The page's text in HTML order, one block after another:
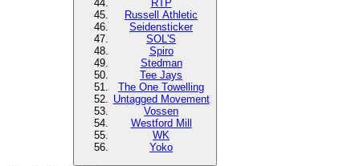
RTP
Russell Athletic
Seidensticker
SOL'S
Spiro
Stedman
Tee Jays
The One Towelling
Untagged Movement
Vossen
Westford Mill
WK
Yoko